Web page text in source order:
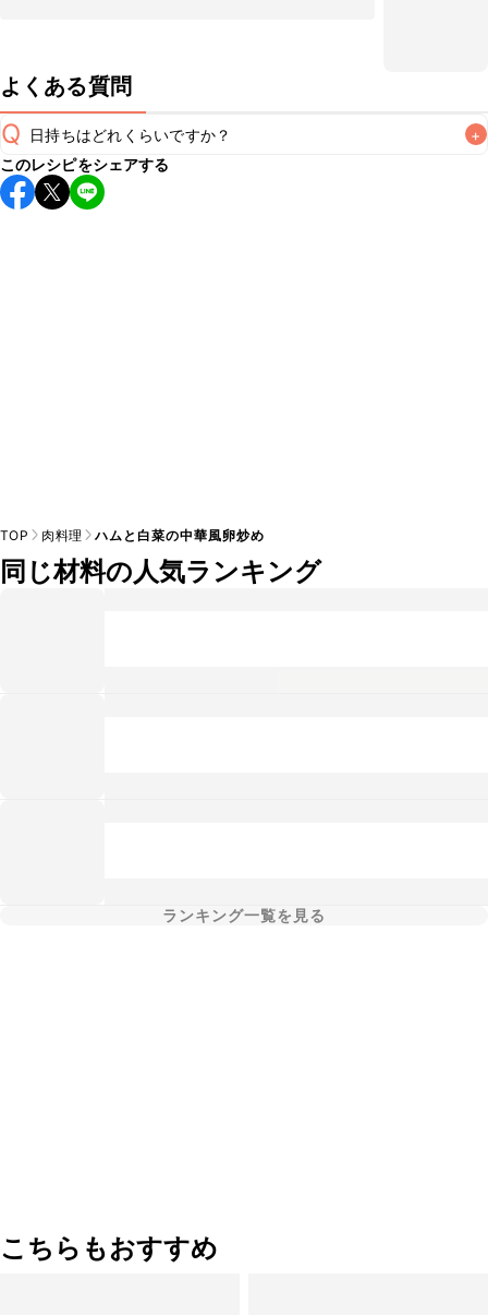
よくある質問
Q 日持ちはどれくらいですか？ +
保存期間は冷蔵で翌日中が目安です。なるべくお早めにお召
し上がりください。
このレシピをシェアする
TOP 肉料理 ハムと白菜の中華風卵炒め
同じ材料の人気ランキング
ランキング一覧を見る
こちらもおすすめ